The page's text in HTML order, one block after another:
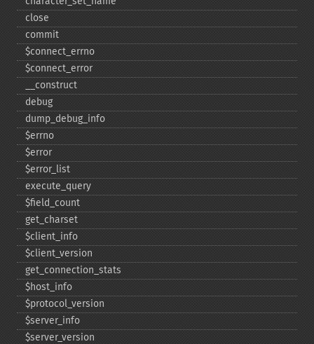
close
commit
$connect_​errno
$connect_​error
_​_​construct
debug
dump_​debug_​info
$errno
$error
$error_​list
execute_​query
$field_​count
get_​charset
$client_​info
$client_​version
get_​connection_​stats
$host_​info
$protocol_​version
$server_​info
$server_​version